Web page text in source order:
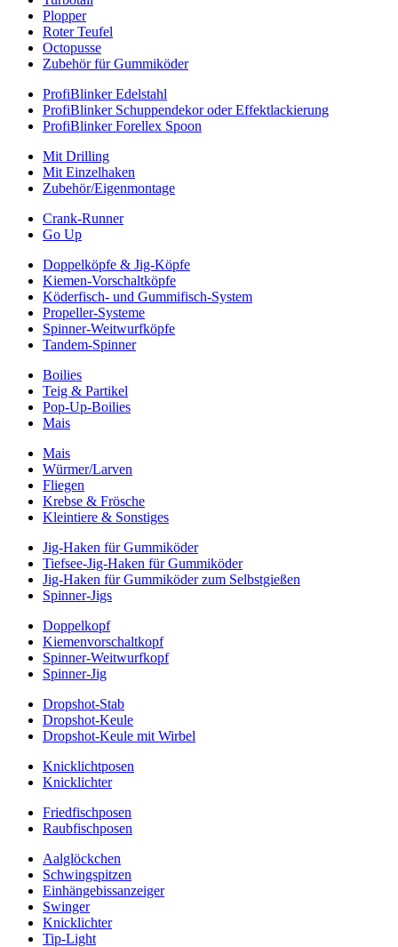
Plopper
Roter Teufel
Octopusse
Zubehör für Gummiköder
ProfiBlinker Edelstahl
ProfiBlinker Schuppendekor oder Effektlackierung
ProfiBlinker Forellex Spoon
Mit Drilling
Mit Einzelhaken
Zubehör/Eigenmontage
Crank-Runner
Go Up
Doppelköpfe & Jig-Köpfe
Kiemen-Vorschaltköpfe
Köderfisch- und Gummifisch-System
Propeller-Systeme
Spinner-Weitwurfköpfe
Tandem-Spinner
Boilies
Teig & Partikel
Pop-Up-Boilies
Mais
Mais
Würmer/Larven
Fliegen
Krebse & Frösche
Kleintiere & Sonstiges
Jig-Haken für Gummiköder
Tiefsee-Jig-Haken für Gummiköder
Jig-Haken für Gummiköder zum Selbstgießen
Spinner-Jigs
Doppelkopf
Kiemenvorschaltkopf
Spinner-Weitwurfkopf
Spinner-Jig
Dropshot-Stab
Dropshot-Keule
Dropshot-Keule mit Wirbel
Knicklichtposen
Knicklichter
Friedfischposen
Raubfischposen
Aalglöckchen
Schwingspitzen
Einhängebissanzeiger
Swinger
Knicklichter
Tip-Light